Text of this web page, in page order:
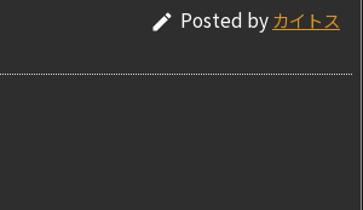
 Posted byカイトス